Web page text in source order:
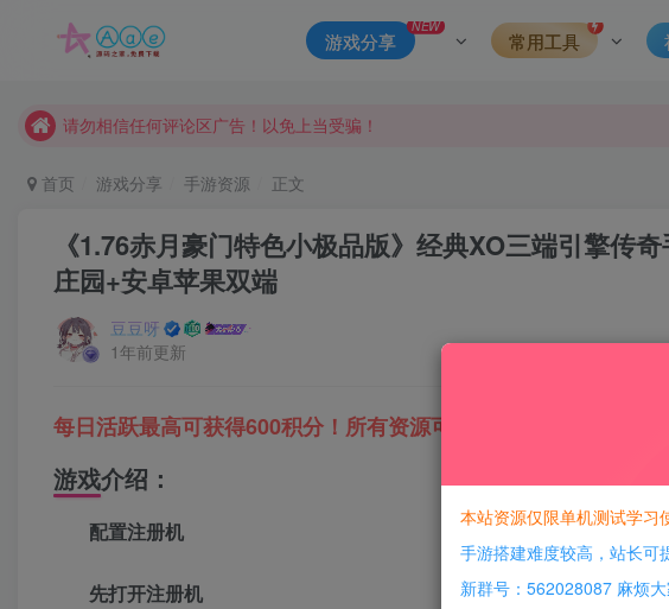
游戏分享
NEW
常用工具
现在赞助会员享受专属折扣，详情点击此条公告。
本网站的文章部分内容可能来源于网络，仅供大家学习与参考，如有侵权，请联系
首页 游戏分享 手游资源 正文
《1.76赤月豪门特色小极品版》经典XO三端引擎传
庄园+安卓苹果双端
豆豆呀
1年前更新
每日活跃最高可获得600积分！所有资源可以使用积分免费兑换！
游戏介绍：
配置注册机
先打开注册机
本站资源仅限单机测试学习
手游搭建难度较高，站长可
新群号：562028087 麻烦大